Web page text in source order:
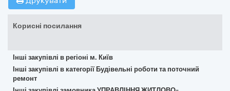
Корисні посилання
Інші закупівлі в регіоні м. Київ
Інші закупівлі в категорії Будівельні роботи та поточний
ремонт